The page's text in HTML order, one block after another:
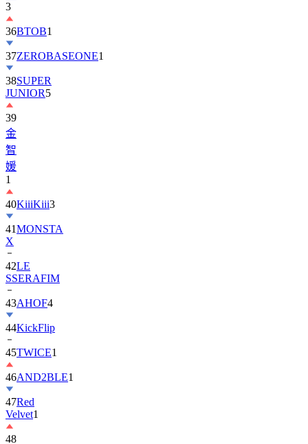
3
36BTOB1
37ZEROBASEONE1
38SUPER
JUNIOR5
39
金
智
媛
1
40KiiiKiii3
41MONSTA
X
42LE
SSERAFIM
43AHOF4
44KickFlip
45TWICE1
46AND2BLE1
47Red
Velvet1
48